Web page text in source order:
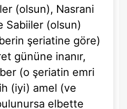
(olsun), Nasrani
Sabiiler (olsun)
şeriatine göre)
gününe inanır,
(o şeriatin emri
(iyi) amel (ve
elbette